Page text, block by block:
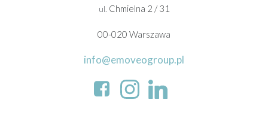
ul. Chmielna 2 / 31
00-020 Warszawa
info@emoveogroup.pl